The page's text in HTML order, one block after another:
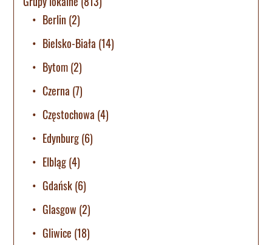
Berlin (2)
Bielsko-Biała (14)
Bytom(2)
Czerna (7)
Częstochowa (4)
Edynburg(6)
Elbląg(4)
Gdańsk(6)
Glasgow (2)
Gliwice (18)